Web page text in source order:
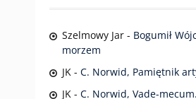
Szelmowy Jar - Bogumił
morzem
JK - C. Norwid, Pamiętnik
JK - C. Norwid, Vade-